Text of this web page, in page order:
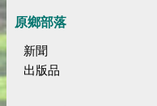
原鄉部落
新聞
出版品